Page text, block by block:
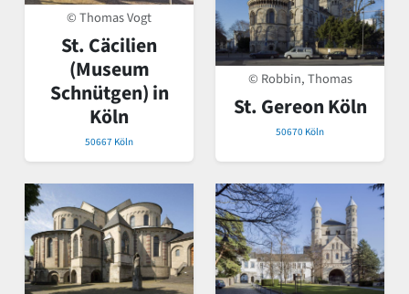
© Thomas Vogt
St. Cäcilien
(Museum
Schnütgen) in
Köln
50667 Köln
© Robbin, Thomas
St. Gereon Köln
50670 Köln